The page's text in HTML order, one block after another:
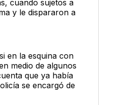
cuando sujetos a
y le dispararon a
en la esquina con
medio de algunos
que ya había
se encargó de